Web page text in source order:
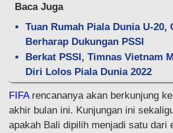
Baca Juga
Tuan Rumah Piala Dunia U-20,
Berharap Dukungan PSSI
Berkat PSSI, Timnas Vietnam
Diri Lolos Piala Dunia 2022
FIFA rencananya akan berkunjung
akhir bulan ini. Kunjungan ini
apakah Bali dipilih menjadi satu dari